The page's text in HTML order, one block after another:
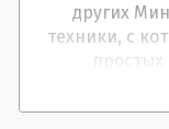
других
техники, с
простых